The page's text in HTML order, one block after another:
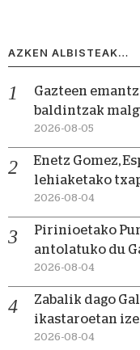
AZKEN ALBISTEAK…
Gazteen
baldintzak
2026-08-05
Enetz Gomez,
lehiaketako
2026-08-04
Pirinioetako
antolatuko du
2026-08-04
Zabalik dago
ikastaroetan
2026-08-04